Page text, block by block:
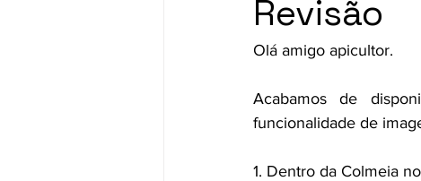
Revisão
Olá amigo apicultor.
Acabamos de
funcionalidade de
1. Dentro da Colmeia